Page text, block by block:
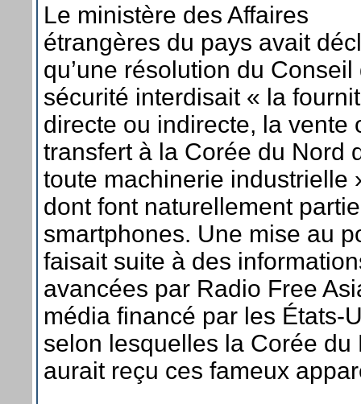
Le ministère des Affaires
étrangères du pays avait
qu’une résolution du Conseil
sécurité interdisait « la
directe ou indirecte, la vente
transfert à la Corée du Nord
toute machinerie industrielle
dont font naturellement
smartphones. Une mise au
faisait suite à des
avancées par Radio Free
média financé par les États-
selon lesquelles la Corée du
aurait reçu ces fameux